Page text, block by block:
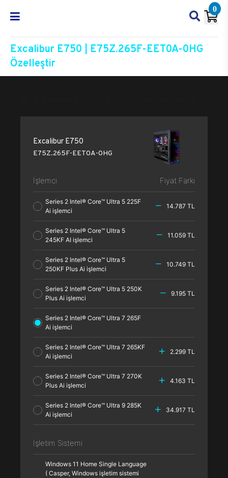
0
Excalibur E750 | E75Z.265F-EET0A-0HG
Özelleştir
Excalibur E750
E75Z.265F-EET0A-0HG
İşlemci Fiyat Farkı
Series 2 Intel® Core™ Ultra 5 225F
Ai işlemci
14.787 TL
Series 2 Intel® Core™ Ultra 5
245KF AI işlemci
11.059 TL
Series 2 Intel® Core™ Ultra 5
250KF Plus Ai işlemci
10.749 TL
Series 2 Intel® Core™ Ultra 5 250K
Plus Ai işlemci
9.195 TL
Series 2 Intel® Core™ Ultra 7 265F
Ai işlemci
Series 2 Intel® Core™ Ultra 7 265KF
Ai işlemci
2.299 TL
Series 2 Intel® Core™ Ultra 7 270K
Plus Ai işlemci
4.163 TL
Series 2 Intel® Core™ Ultra 9 285K
Ai işlemci
34.917 TL
İşletim Sistemi
Windows 11 Home Single Language
( Casper, Windows işletim sistemi